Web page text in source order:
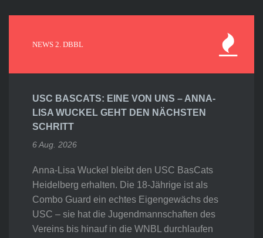
NEWS 2. DBBL
USC BASCATS: EINE VON UNS – ANNA-
LISA WUCKEL GEHT DEN NÄCHSTEN
SCHRITT
6 Aug. 2026
Anna-Lisa Wuckel bleibt den USC BasCats
Heidelberg erhalten. Die 18-Jährige ist als
Combo Guard ein echtes Eigengewächs des
USC – sie hat die Jugendmannschaften des
Vereins bis hinauf in die WNBL durchlaufen